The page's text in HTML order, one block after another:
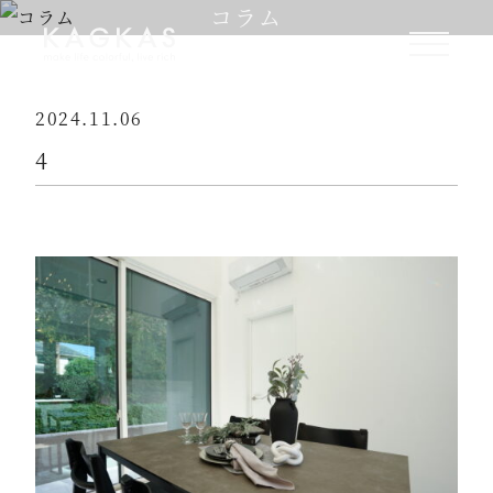
コラム
2024.11.06
4